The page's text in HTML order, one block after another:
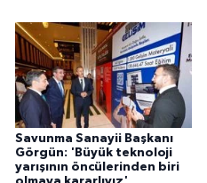
Savunma Sanayii Başkanı
Görgün: 'Büyük teknoloji
yarışının öncülerinden biri